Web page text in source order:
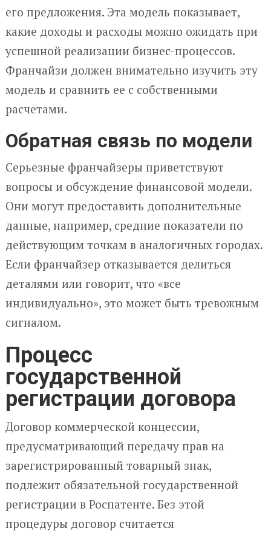
его предложения. Эта модель показывает,
какие доходы и расходы можно ожидать при
успешной реализации бизнес-процессов.
Франчайзи должен внимательно изучить эту
модель и сравнить ее с собственными
расчетами.
Обратная связь по модели
Серьезные франчайзеры приветствуют
вопросы и обсуждение финансовой модели.
Они могут предоставить дополнительные
данные, например, средние показатели по
действующим точкам в аналогичных городах.
Если франчайзер отказывается делиться
деталями или говорит, что «все
индивидуально», это может быть тревожным
сигналом.
Процесс
государственной
регистрации договора
Договор коммерческой концессии,
предусматривающий передачу прав на
зарегистрированный товарный знак,
подлежит обязательной государственной
регистрации в Роспатенте. Без этой
процедуры договор считается